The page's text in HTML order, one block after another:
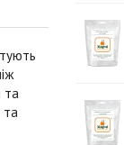
та
та